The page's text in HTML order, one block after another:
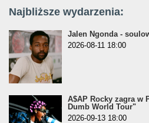
Najbliższe wydarzenia:
Jalen Ngonda -
2026-08-11 18:00
A$AP Rocky zagra w
Dumb World Tour"
2026-09-13 18:00